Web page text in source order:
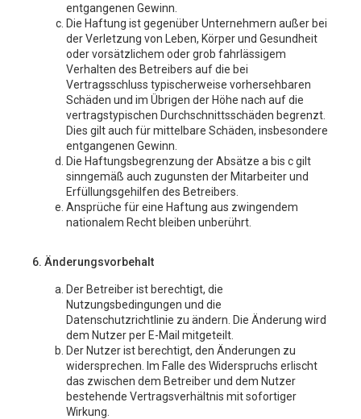
entgangenen Gewinn.
Die Haftung ist gegenüber Unternehmern außer bei
der Verletzung von Leben, Körper und Gesundheit
oder vorsätzlichem oder grob fahrlässigem
Verhalten des Betreibers auf die bei
Vertragsschluss typischerweise vorhersehbaren
Schäden und im Übrigen der Höhe nach auf die
vertragstypischen Durchschnittsschäden begrenzt.
Dies gilt auch für mittelbare Schäden, insbesondere
entgangenen Gewinn.
Die Haftungsbegrenzung der Absätze a bis c gilt
sinngemäß auch zugunsten der Mitarbeiter und
Erfüllungsgehilfen des Betreibers.
Ansprüche für eine Haftung aus zwingendem
nationalem Recht bleiben unberührt.
6. Änderungsvorbehalt
Der Betreiber ist berechtigt, die
Nutzungsbedingungen und die
Datenschutzrichtlinie zu ändern. Die Änderung wird
dem Nutzer per E-Mail mitgeteilt.
Der Nutzer ist berechtigt, den Änderungen zu
widersprechen. Im Falle des Widerspruchs erlischt
das zwischen dem Betreiber und dem Nutzer
bestehende Vertragsverhältnis mit sofortiger
Wirkung.